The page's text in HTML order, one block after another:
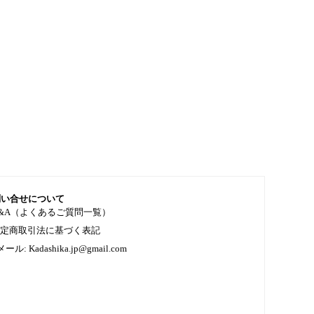
合せについて
（よくあるご質問一覧）
商取引法に基づく表記
ール: Kadashika.jp@gmail.com